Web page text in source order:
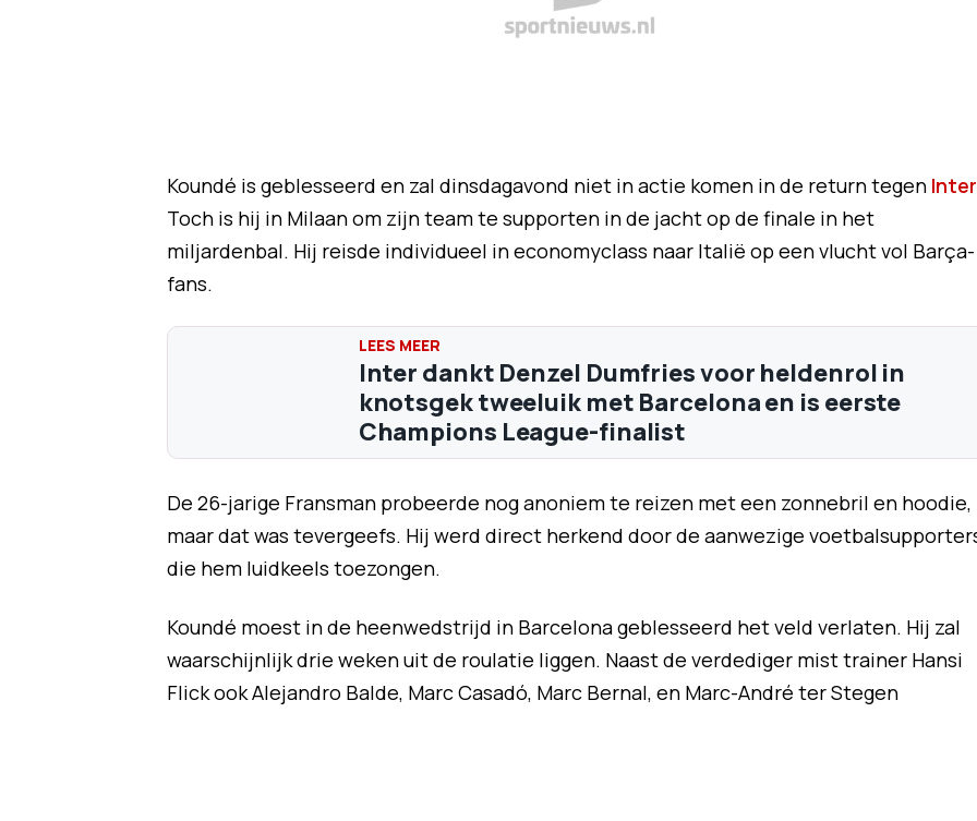
Koundé is geblesseerd en zal dinsdagavond niet in actie komen in de return tegen Inter
Toch is hij in Milaan om zijn team te supporten in de jacht op de finale in het
miljardenbal. Hij reisde individueel in economyclass naar Italië op een vlucht vol Barça-
fans.
Inter dankt Denzel Dumfries voor heldenrol in
knotsgek tweeluik met Barcelona en is eerste
Champions League-finalist
De 26-jarige Fransman probeerde nog anoniem te reizen met een zonnebril en hoodie,
maar dat was tevergeefs. Hij werd direct herkend door de aanwezige
die hem luidkeels toezongen.
Koundé moest in de heenwedstrijd in Barcelona geblesseerd het veld verlaten. Hij zal
waarschijnlijk drie weken uit de roulatie liggen. Naast de verdediger mist trainer Hansi
Flick ook Alejandro Balde, Marc Casadó, Marc Bernal, en Marc-André ter Stegen